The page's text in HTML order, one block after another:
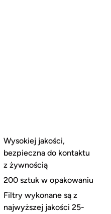
Wysokiej jakości,
bezpieczna do kontaktu
z żywnością
200 sztuk w opakowaniu
Filtry wykonane są z
najwyższej jakości 25-